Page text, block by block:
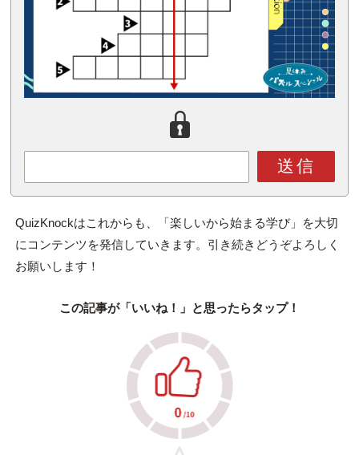
送信
QuizKnockはこれからも、「楽しいから始まる学び」を大切
にコンテンツを発信していきます。引き続きどうぞよろしく
お願いします！
この記事が「いいね！」と思ったらタップ！